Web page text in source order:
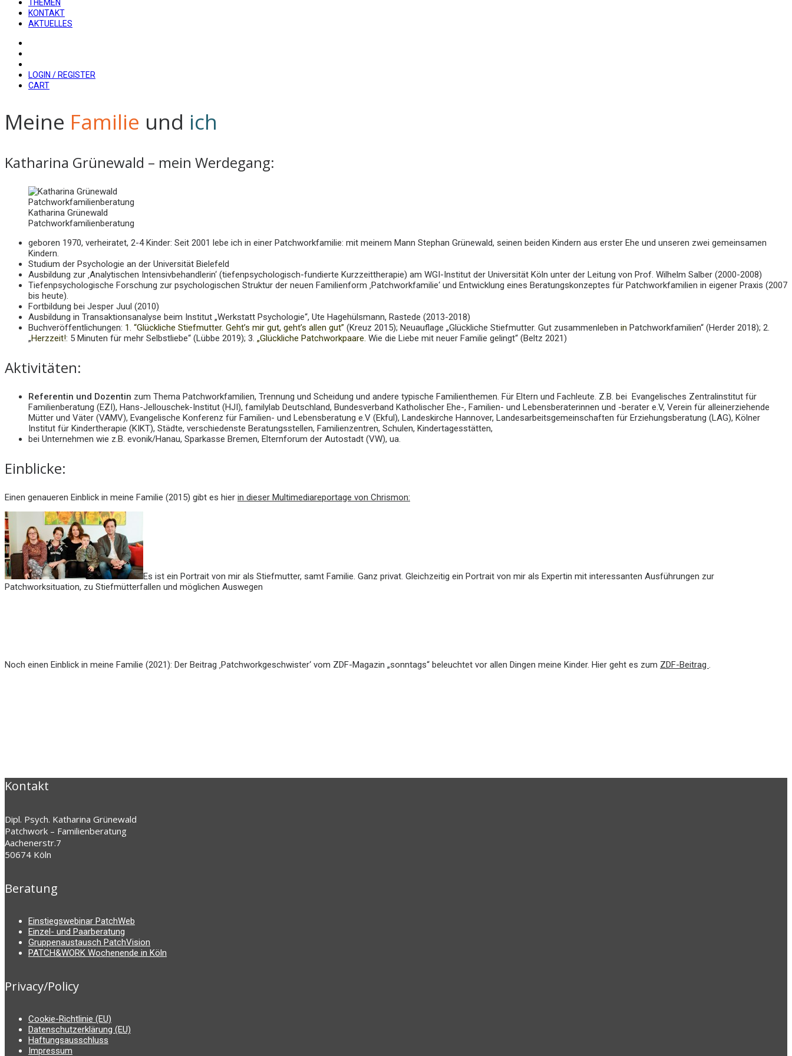
THEMEN
KONTAKT
AKTUELLES
LOGIN / REGISTER
CART
Meine Familie und ich
Katharina Grünewald – mein Werdegang:
Katharina Grünewald
Patchworkfamilienberatung
geboren 1970, verheiratet, 2-4 Kinder: Seit 2001 lebe ich in einer Patchworkfamilie: mit meinem Mann Stephan Grünewald, seinen beiden Kindern aus erster Ehe und unseren zwei gemeinsamen
Kindern.
Studium der Psychologie an der Universität Bielefeld
Ausbildung zur ‚Analytischen Intensivbehandlerin‘ (tiefenpsychologisch-fundierte Kurzzeittherapie) am WGI-Institut der Universität Köln unter der Leitung von Prof. Wilhelm Salber (2000-2008)
Tiefenpsychologische Forschung zur psychologischen Struktur der neuen Familienform ‚Patchworkfamilie‘ und Entwicklung eines Beratungskonzeptes für Patchworkfamilien in eigener Praxis (2007
bis heute).
Fortbildung bei Jesper Juul (2010)
Ausbildung in Transaktionsanalyse beim Institut „Werkstatt Psychologie“, Ute Hagehülsmann, Rastede (2013-2018)
Buchveröffentlichungen: 1. “Glückliche Stiefmutter. Geht’s mir gut, geht’s allen gut” (Kreuz 2015); Neuauflage „Glückliche Stiefmutter. Gut zusammenleben in Patchworkfamilien“ (Herder 2018); 2.
„Herzzeit!: 5 Minuten für mehr Selbstliebe“ (Lübbe 2019); 3. „Glückliche Patchworkpaare. Wie die Liebe mit neuer Familie gelingt“ (Beltz 2021)
Aktivitäten:
Referentin und Dozentin zum Thema Patchworkfamilien, Trennung und Scheidung und andere typische Familienthemen. Für Eltern und Fachleute. Z.B. bei Evangelisches Zentralinstitut für
Familienberatung (EZI), Hans-Jellouschek-Institut (HJI), familylab Deutschland, Bundesverband Katholischer Ehe-, Familien- und Lebensberaterinnen und -berater e.V, Verein für alleinerziehende
Mütter und Väter (VAMV), Evangelische Konferenz für Familien- und Lebensberatung e.V (Ekful), Landeskirche Hannover, Landesarbeitsgemeinschaften für Erziehungsberatung (LAG), Kölner
Institut für Kindertherapie (KIKT), Städte, verschiedenste Beratungsstellen, Familienzentren, Schulen, Kindertagesstätten,
bei Unternehmen wie z.B. evonik/Hanau, Sparkasse Bremen, Elternforum der Autostadt (VW), ua.
Einblicke:
Einen genaueren Einblick in meine Familie (2015) gibt es hier in dieser Multimediareportage von Chrismon:
Es ist ein Portrait von mir als Stiefmutter, samt Familie. Ganz privat. Gleichzeitig ein Portrait von mir als Expertin mit interessanten Ausführungen zur
Patchworksituation, zu Stiefmütterfallen und möglichen Auswegen
Noch einen Einblick in meine Familie (2021): Der Beitrag ‚Patchworkgeschwister‘ vom ZDF-Magazin „sonntags“ beleuchtet vor allen Dingen meine Kinder. Hier geht es zum ZDF-Beitrag .
Kontakt
Dipl. Psych. Katharina Grünewald
Patchwork – Familienberatung
Aachenerstr.7
50674 Köln
Beratung
Einstiegswebinar PatchWeb
Einzel- und Paarberatung
Gruppenaustausch PatchVision
PATCH&WORK Wochenende in Köln
Privacy/Policy
Cookie-Richtlinie (EU)
Datenschutzerklärung (EU)
Haftungsausschluss
Impressum